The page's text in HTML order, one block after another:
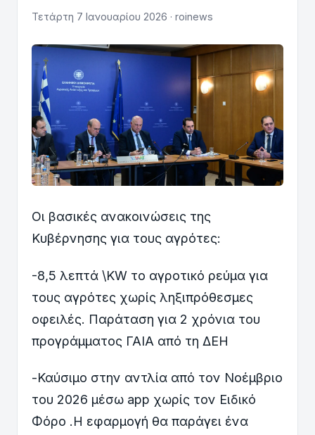
Τετάρτη 7 Ιανουαρίου 2026 · roinews
Οι βασικές ανακοινώσεις της
Κυβέρνησης για τους αγρότες:
-8,5 λεπτά \KW το αγροτικό ρεύμα για
τους αγρότες χωρίς ληξιπρόθεσμες
οφειλές. Παράταση για 2 χρόνια του
προγράμματος ΓΑΙΑ από τη ΔΕΗ
-Καύσιμο στην αντλία από τον Νοέμβριο
του 2026 μέσω app χωρίς τον Ειδικό
Φόρο .Η εφαρμογή θα παράγει ένα